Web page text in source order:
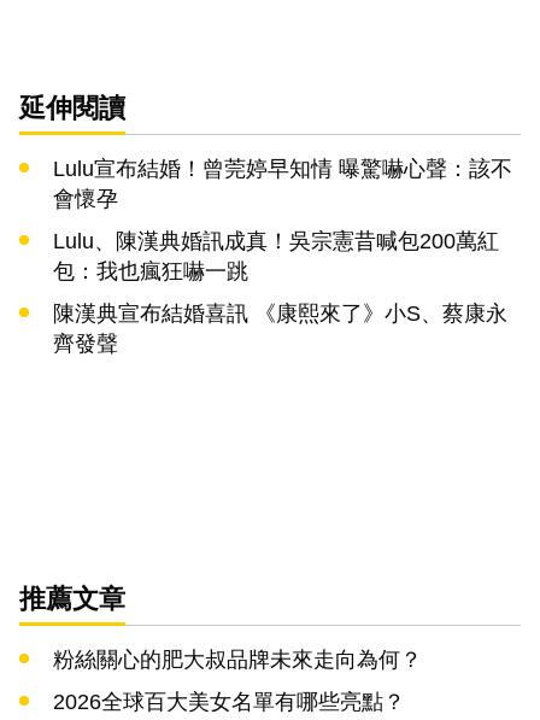
延伸閱讀
Lulu宣布結婚！曾莞婷早知情 曝驚嚇心聲：該不
會懷孕
Lulu、陳漢典婚訊成真！吳宗憲昔喊包200萬紅
包：我也瘋狂嚇一跳
陳漢典宣布結婚喜訊 《康熙來了》小S、蔡康永
齊發聲
推薦文章
粉絲關心的肥大叔品牌未來走向為何？
2026全球百大美女名單有哪些亮點？